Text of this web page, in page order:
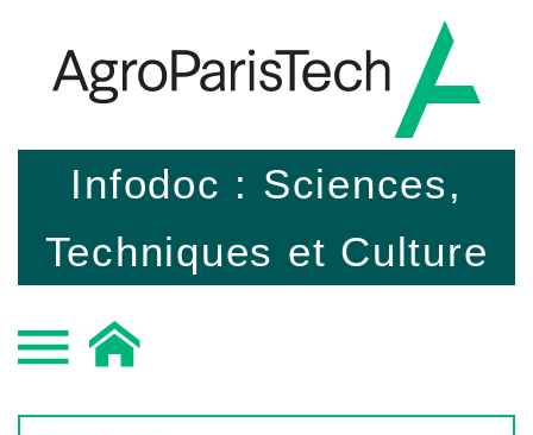
Infodoc : Sciences,
Techniques et Culture